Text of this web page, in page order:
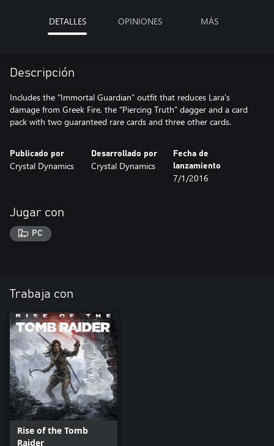
DETALLES OPINIONES MÁS
Descripción
Includes the "Immortal Guardian" outfit that reduces Lara's
damage from Greek Fire, the "Piercing Truth" dagger and a card
pack with two guaranteed rare cards and three other cards.
Publicado por
Crystal Dynamics
Desarrollado por
Crystal Dynamics
Fecha de
lanzamiento
7/1/2016
Jugar con
PC
Trabaja con
Rise of the Tomb
Raider